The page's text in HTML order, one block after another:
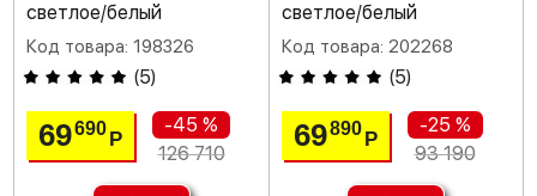
светлое/белый
Код товара: 198326
(5)
69690Р
-45 %
126 710
светлое/белый
Код товара: 202268
(5)
69890 Р
-25 %
93 190